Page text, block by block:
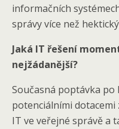
informačních
správy více než
Jaká IT řešení
nejžádanější?
Současná poptávka po
potenciálními
IT ve veřejné správě a